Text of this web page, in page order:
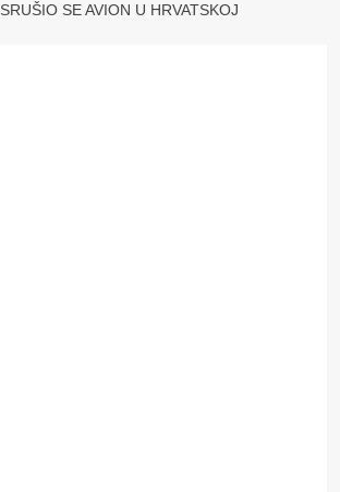
SRUŠIO SE AVION U HRVATSKOJ